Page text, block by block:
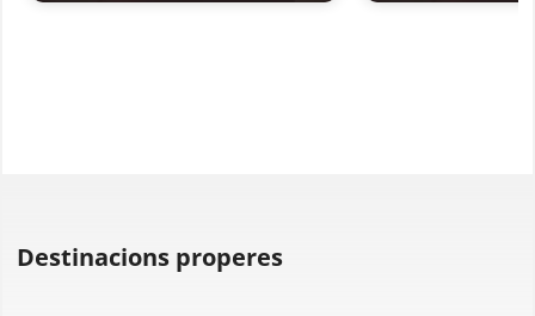
Destinacions properes